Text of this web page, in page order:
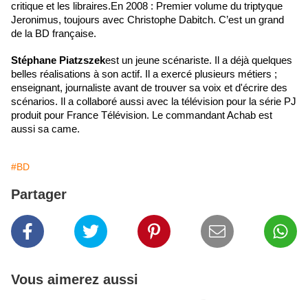
critique et les libraires.En 2008 : Premier volume du triptyque
Jeronimus, toujours avec Christophe Dabitch. C’est un grand
de la BD française.
Stéphane Piatzszekest un jeune scénariste. Il a déjà quelques
belles réalisations à son actif. Il a exercé plusieurs métiers ;
enseignant, journaliste avant de trouver sa voix et d'écrire des
scénarios. Il a collaboré aussi avec la télévision pour la série PJ
produit pour France Télévision. Le commandant Achab est
aussi sa came.
#BD
Partager
Vous aimerez aussi